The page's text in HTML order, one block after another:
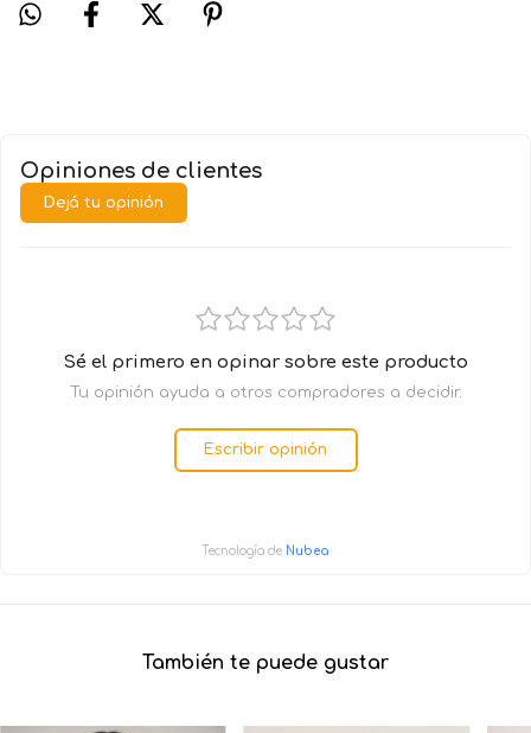
Opiniones de clientes
Dejá tu opinión
Sé el primero en opinar sobre este producto
Tu opinión ayuda a otros compradores a decidir.
Escribir opinión
Tecnología de Nubea
También te puede gustar